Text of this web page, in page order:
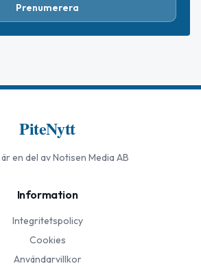
Prenumerera
PiteNytt
är en del av Notisen Media AB
Information
Integritetspolicy
Cookies
Användarvillkor